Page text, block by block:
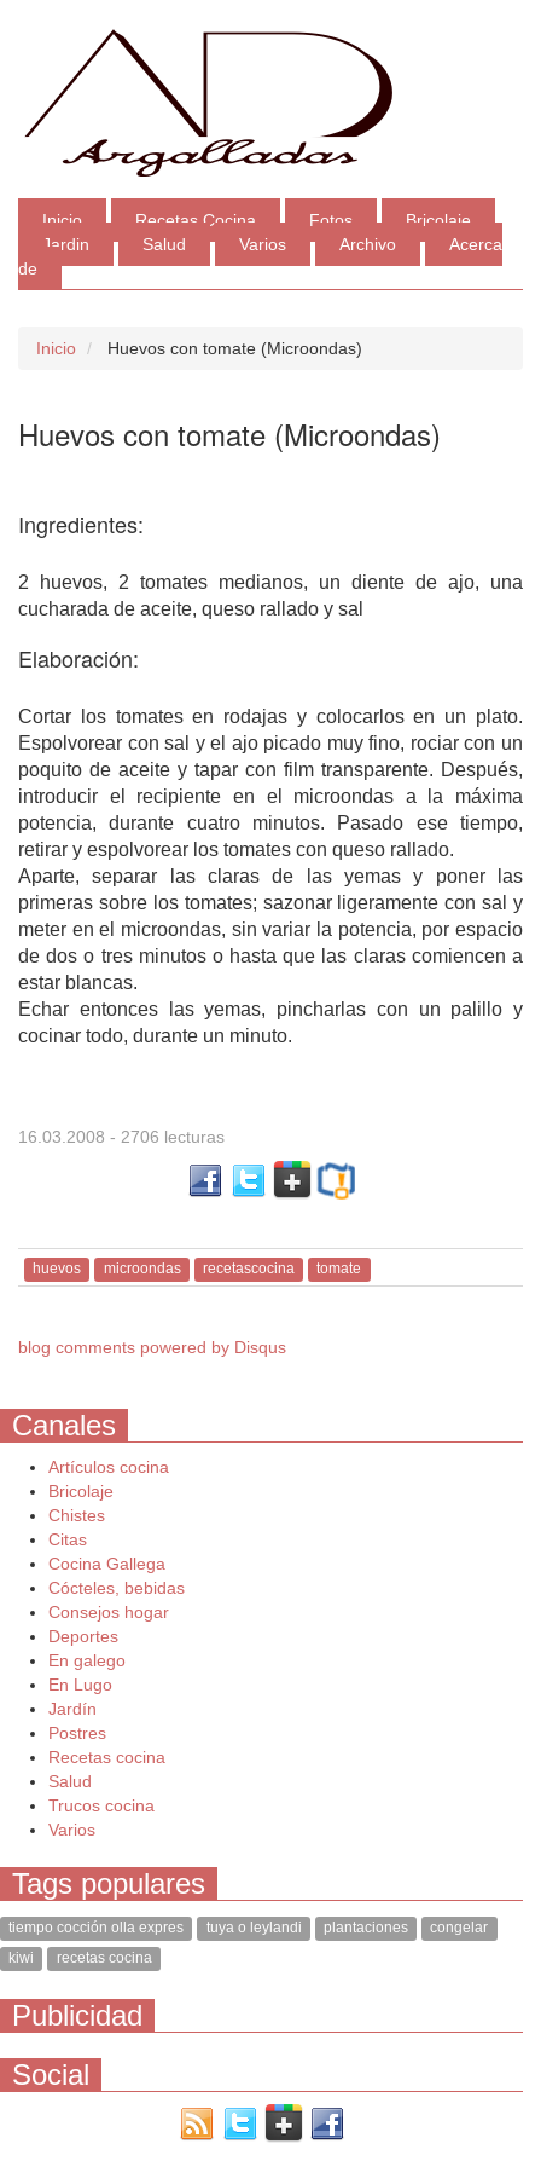
Inicio Recetas Cocina Fotos
Bricolaje
Jardin
Salud Varios Archivo
Acerca
de
Inicio Huevos con tomate (Microondas)
Huevos con tomate (Microondas)
Ingredientes:
2 huevos, 2 tomates medianos, un diente de ajo, una
cucharada de aceite, queso rallado y sal
Elaboración:
Cortar los tomates en rodajas y colocarlos en un plato.
Espolvorear con sal y el ajo picado muy fino, rociar con un
poquito de aceite y tapar con film transparente. Después,
introducir el recipiente en el microondas a la máxima
potencia, durante cuatro minutos. Pasado ese tiempo,
retirar y espolvorear los tomates con queso rallado.
Aparte, separar las claras de las yemas y poner las
primeras sobre los tomates; sazonar ligeramente con sal y
meter en el microondas, sin variar la potencia, por espacio
de dos o tres minutos o hasta que las claras comiencen a
estar blancas.
Echar entonces las yemas, pincharlas con un palillo y
cocinar todo, durante un minuto.
16.03.2008 - 2706 lecturas
huevos microondas recetascocina tomate
blog comments powered by Disqus
Canales
Artículos cocina
Bricolaje
Chistes
Citas
Cocina Gallega
Cócteles, bebidas
Consejos hogar
Deportes
En galego
En Lugo
Jardín
Postres
Recetas cocina
Salud
Trucos cocina
Varios
Tags populares
tiempo cocción olla expres tuya o leylandi plantaciones
congelar
kiwi
recetas cocina
Publicidad
Social